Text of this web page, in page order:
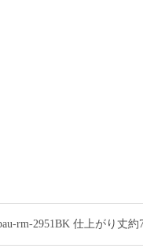
rm-2951BK 仕上がり丈約